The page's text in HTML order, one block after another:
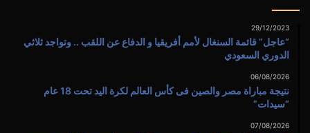
29/12/2023
“عاجل” قائمة السنغال لأمم أفريقيا و الدفاع عن اللقب .. وتواجد ثلاثي
الدوري السعودي
06/08/2026
نتيجة مباراة مصر والصين فى كأس العالم لكرة اليد تحت 18 عام
“سيدات”
07/08/2026